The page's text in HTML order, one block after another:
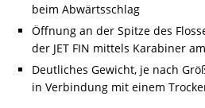
beim Abwärtsschlag
Öffnung an der Spitze des
der JET FIN mittels Karabiner
Deutliches Gewicht, je nach
in Verbindung mit einem